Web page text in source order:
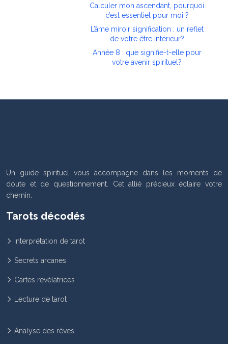
Calculer mon ascendant, pourquoi
c’est essentiel pour moi ?
L’âme miroir signification : un reflet
de votre être intérieur?
Année 8 : que signifie-t-elle pour
votre avenir spirituel?
Un guide spirituel vous accompagne dans les moments de
doute et de questionnement. Cet allié précieux éclaire votre
chemin.
Tarots décodés
Interprétation de tarot
Secrets arcanes
Cartes révélatrices
Lecture de tarot
Analyse des rêves